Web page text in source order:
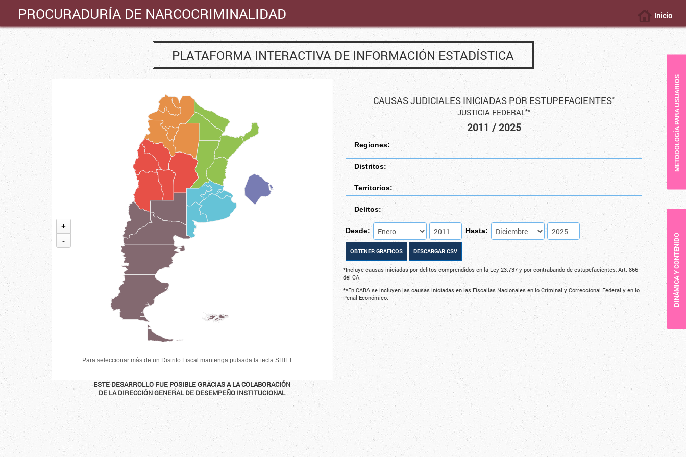
PROCURADURÍA DE NARCOCRIMINALIDAD Inicio
PLATAFORMA INTERACTIVA DE INFORMACIÓN ESTADÍSTICA
Para seleccionar más de un Distrito Fiscal mantenga pulsada la tecla SHIFT
+
-
ESTE DESARROLLO FUE POSIBLE GRACIAS A LA COLABORACIÓN
DE LA DIRECCIÓN GENERAL DE DESEMPEÑO INSTITUCIONAL
METODOLOGÍA PARA USUARIOS
DINÁMICA Y CONTENIDO
CAUSAS JUDICIALES INICIADAS POR ESTUPEFACIENTES*
JUSTICIA FEDERAL**
2011 / 2025
Regiones:
Distritos:
Territorios:
Delitos:
Desde: Hasta:
*Incluye causas iniciadas por delitos comprendidos en la Ley 23.737 y por contrabando de estupefacientes, Art. 866
del CA.
**En CABA se incluyen las causas iniciadas en las Fiscalías Nacionales en lo Criminal y Correccional Federal y en lo
Penal Económico.